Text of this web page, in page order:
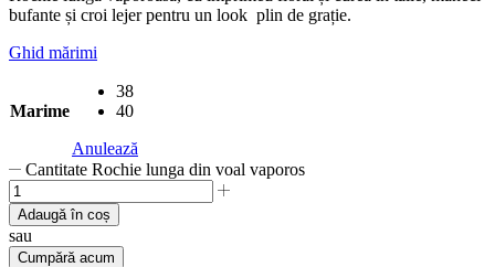
bufante și croi lejer pentru un look plin de grație.
Ghid mărimi
Marime
38
40
Anulează
Cantitate Rochie lunga din voal vaporos
Adaugă în coș
sau
Cumpără acum